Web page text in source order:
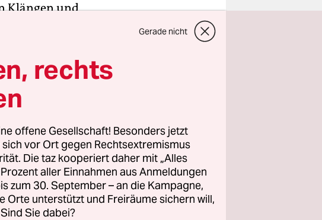
Klängen und
Obsessionen der
Weise,
Beiträge der
zur Neuen Musik
Klangfarben dafür
Kollegen sind.
Gerade nicht
rechts
offene Gesellschaft! Besonders jetzt
vor Ort gegen Rechtsextremismus
Die taz kooperiert daher mit „Alles
aller Einnahmen aus Anmeldungen
zum 30. September – an die Kampagne,
Orte unterstützt und Freiräume sichern will,
Sie dabei?